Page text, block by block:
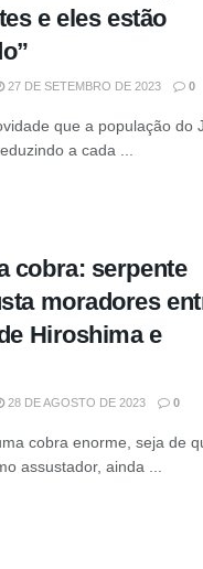
e eles estão
27 DE SETEMBRO DE 2023 0
que a população do
a cada ...
cobra: serpente
moradores
Hiroshima e
28 DE AGOSTO DE 2023 0
cobra enorme, seja de
assustador, ainda ...